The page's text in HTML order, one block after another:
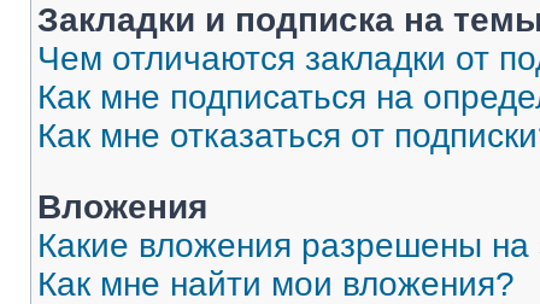
Закладки и подписка на
Чем отличаются закладки от
Как мне подписаться на
Как мне отказаться от
Вложения
Какие вложения разрешены
Как мне найти мои вложения?